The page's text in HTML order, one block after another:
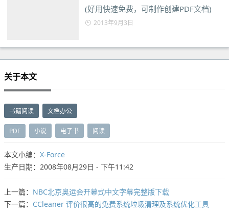
(好用快速免费，可制作创建PDF文档)
2013年9月3日
关于本文
书籍阅读 文档办公
PDF 小说 电子书 阅读
本文小编： X-Force
生产日期：2008年08月29日 - 下午11:42
上一篇： NBC北京奥运会开幕式中文字幕完整版下载
下一篇： CCleaner 评价很高的免费系统垃圾清理及系统优化工具